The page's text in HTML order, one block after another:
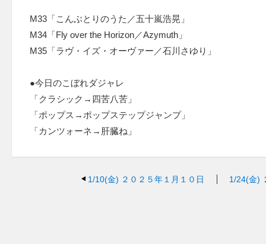
M33「こんぶとりのうた／五十嵐浩晃」
M34「Fly over the Horizon／Azymuth」
M35「ラヴ・イズ・オーヴァー／石川さゆり」
●今日のこぼれダジャレ
「クラシック→四苦八苦」
「ポップス→ポップステップジャンプ」
「カンツォーネ→肝臓ね」
1/10(金) ２０２５年１月１０日 1/24(金)